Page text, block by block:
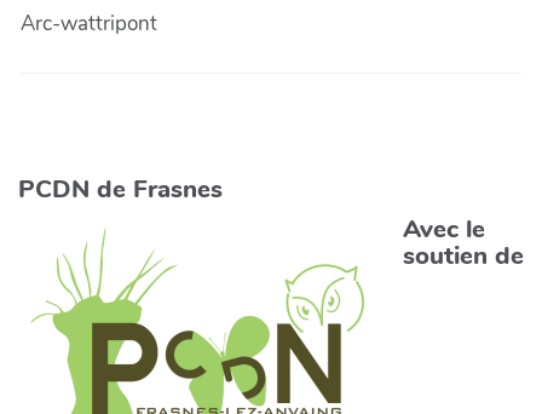
Arc-wattripont
PCDN de Frasnes
Avec le
soutien de